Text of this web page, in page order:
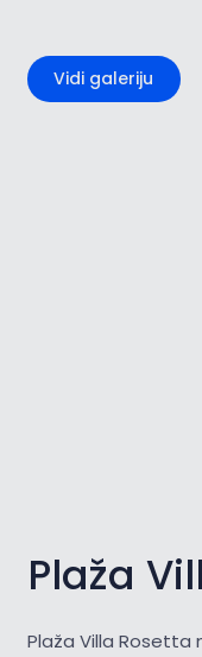
Vidi galeriju
Plaža
Plaža Villa Rosetta